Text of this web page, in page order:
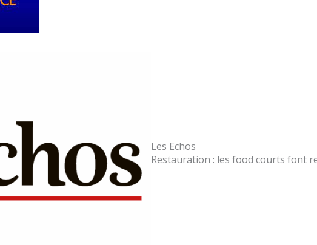
Les Echos
Restauration : les food courts font